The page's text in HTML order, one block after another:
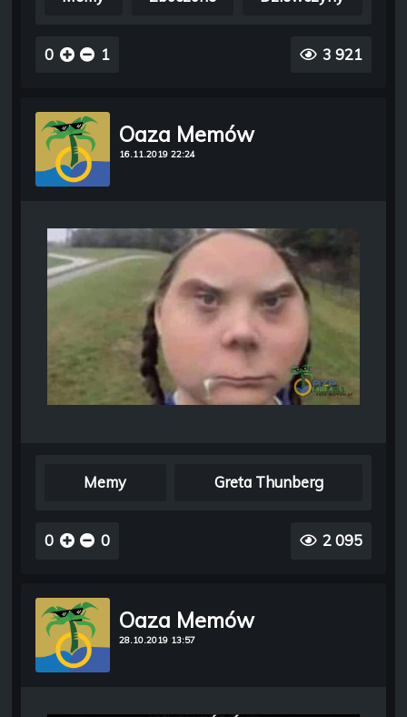
0 1 3 921
Oaza Memów
16.11.2019 22:24
Memy Greta Thunberg
0 0 2 095
Oaza Memów
28.10.2019 13:57